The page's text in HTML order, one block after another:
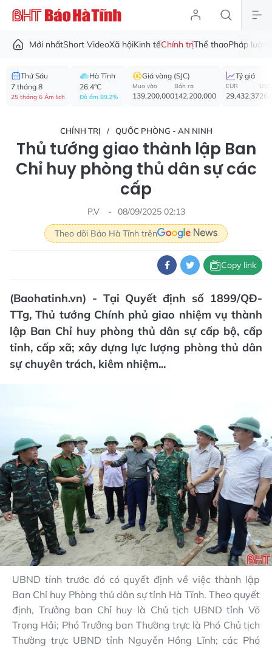
Mới nhấtShort VideoXã hộiKinh tếChính trịThể thaoPháp luật
Thứ Sáu
7 tháng 8
25 tháng 6 Âm lịch
Hà Tĩnh
26.4°C
Độ ẩm 89.2%
Giá vàng (SJC)
Mua vào
139,200,000
Bán ra
142,200,000
Tỷ giá
EUR
29,432.37
USD
CHÍNH TRỊ QUỐC PHÒNG - AN NINH
Thủ tướng giao thành lập Ban
Chỉ huy phòng thủ dân sự các
cấp
P.V
08/09/2025 02:13
Theo dõi Báo Hà Tĩnh trên
Copy link
(Baohatinh.vn) - Tại Quyết định số 1899/QĐ-
TTg, Thủ tướng Chính phủ giao nhiệm vụ thành
lập Ban Chỉ huy phòng thủ dân sự cấp bộ, cấp
tỉnh, cấp xã; xây dựng lực lượng phòng thủ dân
sự chuyên trách, kiêm nhiệm...
UBND tỉnh trước đó có quyết định về việc thành lập
Ban Chỉ huy Phòng thủ dân sự tỉnh Hà Tĩnh. Theo quyết
định, Trưởng ban Chỉ huy là Chủ tịch UBND tỉnh Võ
Trọng Hải; Phó Trưởng ban Thường trực là Phó Chủ tịch
Thường trực UBND tỉnh Nguyễn Hồng Lĩnh; các Phó